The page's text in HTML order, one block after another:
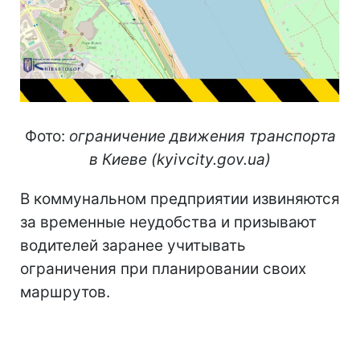
Фото: ограничение движения транспорта
в Киеве (kyivcity.gov.ua)
В коммунальном предприятии извиняются
за временные неудобства и призывают
водителей заранее учитывать
ограничения при планировании своих
маршрутов.